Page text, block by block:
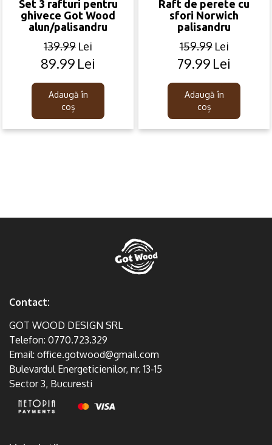
Set 3 rafturi pentru
ghivece Got Wood
alun/palisandru
139.99 Lei
Original
was:
139.99lei.
89.99 Lei
Current
is:
89.99lei.
Adaugă în
coș
Raft de perete cu
sfori Norwich
palisandru
159.99 Lei
Original
was:
159.99lei.
79.99 Lei
Current
is:
79.99lei.
Adaugă în
coș
Contact:
GOT WOOD DESIGN SRL
Telefon: 0770.723.329
Email: office.gotwood@gmail.com
Bulevardul Energeticienilor, nr. 13-15
Sector 3, Bucuresti